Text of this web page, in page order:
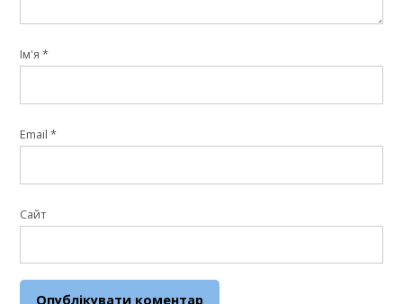
Ім'я*
Email*
Сайт